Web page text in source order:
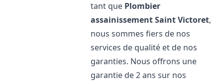
tant que Plombier
assainissementSaint Victoret,
nous sommes fiers de nos
services de qualité et de nos
garanties. Nous offrons une
garantie de 2 ans sur nos